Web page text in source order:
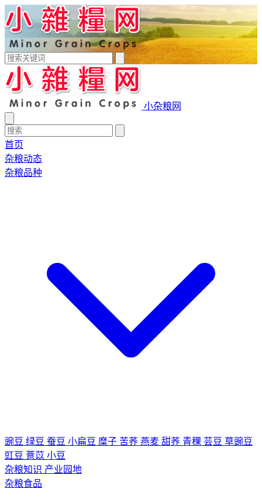
小杂粮网
首页
杂粮动态
杂粮品种
豌豆 绿豆 蚕豆 小扁豆 糜子 苦荞 燕麦 甜荞 青稞 芸豆 草豌豆
豇豆 薏苡 小豆
杂粮知识 产业园地
杂粮食品